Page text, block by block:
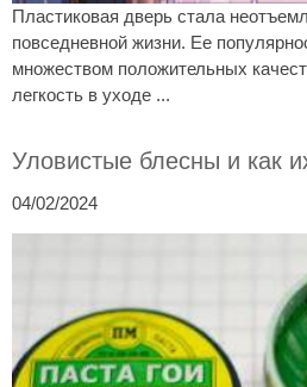
Пластиковая дверь стала
повседневной жизни. Ее
множеством положительных
легкость в уходе ...
Уловистые блесны и как
04/02/2024